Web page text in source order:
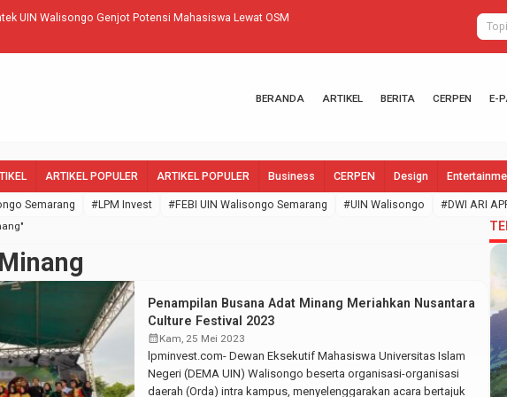
UIN Walisongo Genjot Potensi Mahasiswa Lewat OSM Perang Iran
BERANDA ARTIKEL BERITA CERPEN E-
ARTIKEL POPULER ARTIKEL POPULER Business CERPEN Design
Semarang #LPM Invest #FEBI UIN Walisongo Semarang #UIN Walisongo #DWI ARI
Penampilan Busana Adat Minang Meriahkan Nusantara
Culture Festival 2023
calendar_monthKam, 25 Mei 2023
lpminvest.com- Dewan Eksekutif Mahasiswa Universitas Islam
Negeri (DEMA UIN) Walisongo beserta organisasi-organisasi
daerah (Orda) intra kampus, menyelenggarakan acara bertajuk